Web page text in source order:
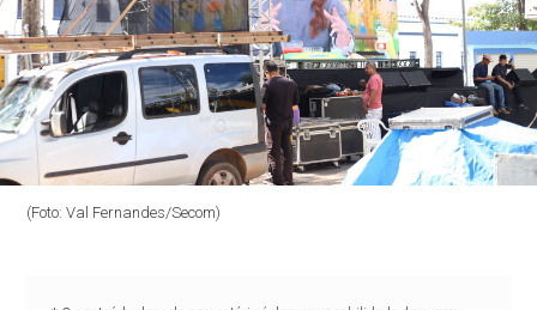
(Foto: Val Fernandes/Secom)